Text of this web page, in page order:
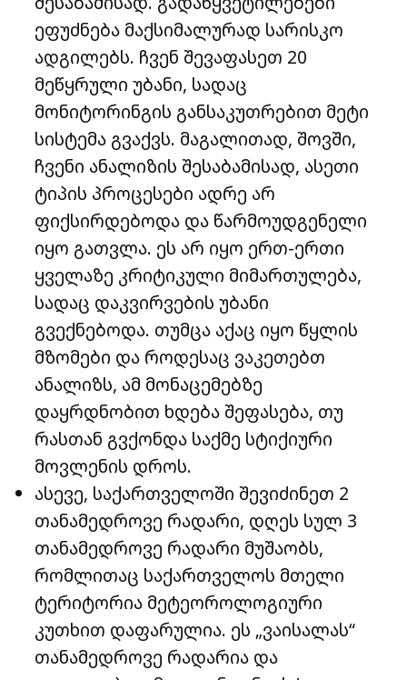
ეფუძნება მაქსიმალურად სარისკო
ადგილებს. ჩვენ შევაფასეთ 20
მეწყრული უბანი, სადაც
მონიტორინგის განსაკუთრებით მეტი
სისტემა გვაქვს. მაგალითად, შოვში,
ჩვენი ანალიზის შესაბამისად, ასეთი
ტიპის პროცესები ადრე არ
ფიქსირდებოდა და წარმოუდგენელი
იყო გათვლა. ეს არ იყო ერთ-ერთი
ყველაზე კრიტიკული მიმართულება,
სადაც დაკვირვების უბანი
გვექნებოდა. თუმცა აქაც იყო წყლის
მზომები და როდესაც ვაკეთებთ
ანალიზს, ამ მონაცემებზე
დაყრდნობით ხდება შეფასება, თუ
რასთან გვქონდა საქმე სტიქიური
მოვლენის დროს.
ასევე, საქართველოში შევიძინეთ 2
თანამედროვე რადარი, დღეს სულ 3
თანამედროვე რადარი მუშაობს,
რომლითაც საქართველოს მთელი
ტერიტორია მეტეოროლოგიური
კუთხით დაფარულია. ეს „ვაისალას“
თანამედროვე რადარია და